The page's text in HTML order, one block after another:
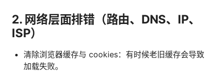
2. 网络层面排错（路由、DNS、IP、
ISP）
清除浏览器缓存与 cookies：有时候老旧缓存会导致
加载失败。